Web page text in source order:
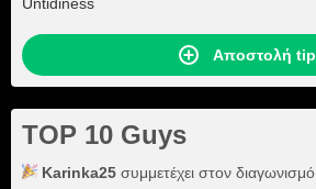
Αποστολή tip
TOP 10 Guys
Karinka25 συμμετέχει στον διαγωνισμό